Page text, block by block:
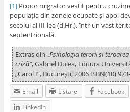
[1]Popor migrator vestit pentru
populaţia din zonele ocupate şi apoi
secolul al III-lea (d.Hr.), într-un vast
septentrională.
Extras din „Psihologia terorii si
criză”, Gabriel Dulea, Editura
„Carol I”, Bucureşti, 2006 ISBN(10)
Email Listare Facebook
LinkedIn